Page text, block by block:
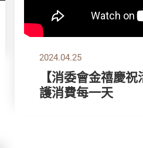
2024.04.25
【消委會金禧慶
護消費每一天